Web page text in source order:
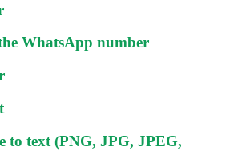
WhatsApp number
to text (PNG, JPG, JPEG,